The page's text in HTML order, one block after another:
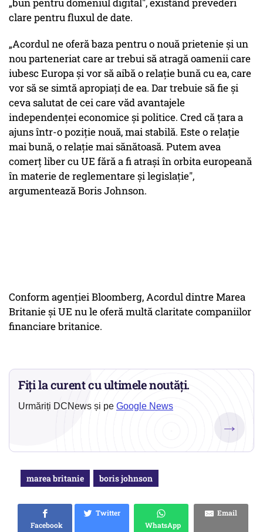
„bun pentru domeniul digital", existând prevederi
clare pentru fluxul de date.
„Acordul ne oferă baza pentru o nouă prietenie şi un
nou parteneriat care ar trebui să atragă oamenii care
iubesc Europa şi vor să aibă o relaţie bună cu ea, care
vor să se simtă apropiaţi de ea. Dar trebuie să fie şi
ceva salutat de cei care văd avantajele
independenţei economice şi politice. Cred că ţara a
ajuns într-o poziţie nouă, mai stabilă. Este o relaţie
mai bună, o relaţie mai sănătoasă. Putem avea
comerţ liber cu UE fără a fi atraşi în orbita europeană
în materie de reglementare şi legislaţie",
argumentează Boris Johnson.
Conform agenţiei Bloomberg, Acordul dintre Marea
Britanie şi UE nu le oferă multă claritate companiilor
financiare britanice.
Fiți la curent cu ultimele noutăți.
Urmăriți DCNews și pe Google News
→
marea britanie boris johnson
Facebook
Twitter
WhatsApp
Email